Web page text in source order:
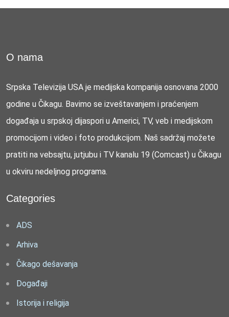
O nama
Srpska Televizija USA je medijska kompanija osnovana 2000
godine u Čikagu. Bavimo se izveštavanjem i praćenjem
događaja u srpskoj dijaspori u Americi, TV, veb i medijskom
promocijom i video i foto produkcijom. Naš sadržaj možete
pratiti na vebsajtu, jutjubu i TV kanalu 19 (Comcast) u Čikagu
u okviru nedeljnog programa.
Categories
ADS
Arhiva
Čikago dešavanja
Događaji
Istorija i religija